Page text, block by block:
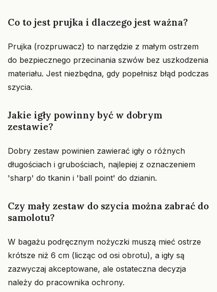
Co to jest prujka i dlaczego jest ważna?
Prujka (rozpruwacz) to narzędzie z małym ostrzem
do bezpiecznego przecinania szwów bez uszkodzenia
materiału. Jest niezbędna, gdy popełnisz błąd podczas
szycia.
Jakie igły powinny być w dobrym
zestawie?
Dobry zestaw powinien zawierać igły o różnych
długościach i grubościach, najlepiej z oznaczeniem
'sharp' do tkanin i 'ball point' do dzianin.
Czy mały zestaw do szycia można zabrać do
samolotu?
W bagażu podręcznym nożyczki muszą mieć ostrze
krótsze niż 6 cm (licząc od osi obrotu), a igły są
zazwyczaj akceptowane, ale ostateczna decyzja
należy do pracownika ochrony.